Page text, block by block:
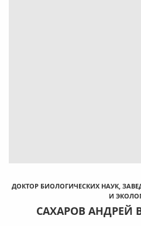
ДОКТОР БИОЛОГИЧЕСКИХ НАУК,
И
САХАРОВ АНДРЕЙ